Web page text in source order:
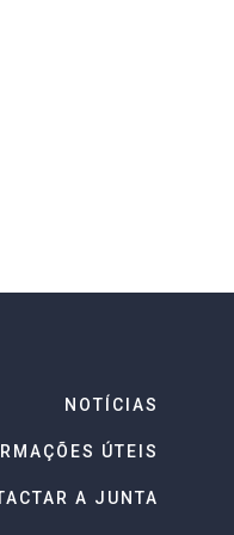
NOTÍCIAS
ÚTEIS
A JUNTA